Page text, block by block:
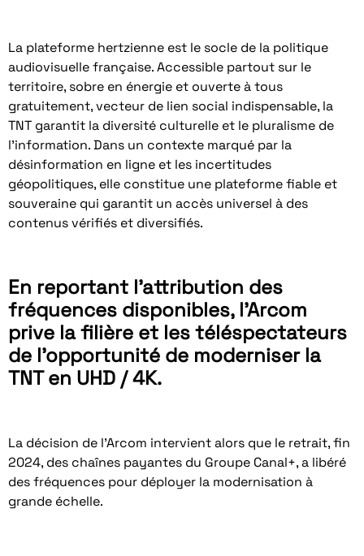
La plateforme hertzienne est le socle de la politique
audiovisuelle française. Accessible partout sur le
territoire, sobre en énergie et ouverte à tous
gratuitement, vecteur de lien social indispensable, la
TNT garantit la diversité culturelle et le pluralisme de
l’information. Dans un contexte marqué par la
désinformation en ligne et les incertitudes
géopolitiques, elle constitue une plateforme fiable et
souveraine qui garantit un accès universel à des
contenus vérifiés et diversifiés.
En reportant l’attribution des
fréquences disponibles, l’Arcom
prive la filière et les téléspectateurs
de l’opportunité de moderniser la
TNT en UHD / 4K.
La décision de l’Arcom intervient alors que le retrait, fin
2024, des chaînes payantes du Groupe Canal+, a libéré
des fréquences pour déployer la modernisation à
grande échelle.